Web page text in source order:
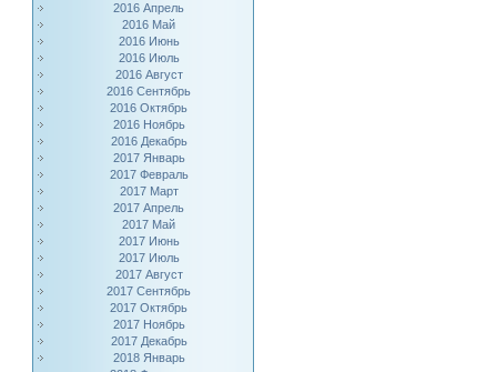
2016 Апрель
2016 Май
2016 Июнь
2016 Июль
2016 Август
2016 Сентябрь
2016 Октябрь
2016 Ноябрь
2016 Декабрь
2017 Январь
2017 Февраль
2017 Март
2017 Апрель
2017 Май
2017 Июнь
2017 Июль
2017 Август
2017 Сентябрь
2017 Октябрь
2017 Ноябрь
2017 Декабрь
2018 Январь